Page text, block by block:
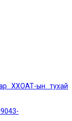
ХХОАТ-ын тухай